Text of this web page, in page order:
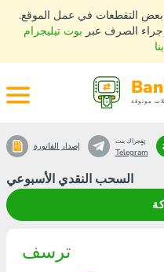
بعض التقطعات في عمل الموقع.
الصرف عبر بوت تيليجرام
موثوقة
السحب النقدي الأسبوعي
إصدار الفاتورة تٍفٍجراك بنت
Telegram
ترسف